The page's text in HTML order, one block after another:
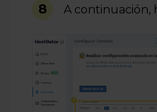
8 A continuación,